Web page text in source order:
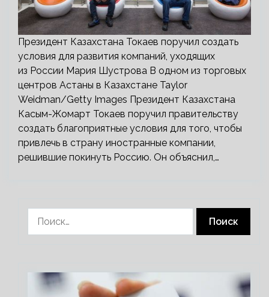
Президент Казахстана Токаев поручил создать
условия для развития компаний, уходящих
из России Мария Шустрова В одном из торговых
центров Астаны в Казахстане Taylor
Weidman/Getty Images Президент Казахстана
Касым-Жомарт Токаев поручил правительству
создать благоприятные условия для того, чтобы
привлечь в страну иностранные компании,
решившие покинуть Россию. Он объяснил,…